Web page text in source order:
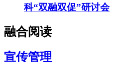
科“双融双促”研讨会
融合阅读
宣传管理